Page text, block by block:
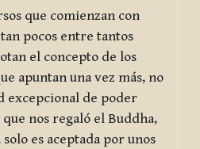
que comienzan con
pocos entre tantos
el concepto de los
apuntan una vez más, no
excepcional de poder
nos regaló el Buddha,
es aceptada por unos